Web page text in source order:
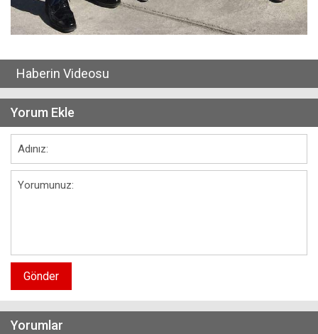
Haberin Videosu
Yorum Ekle
Gönder
Yorumlar